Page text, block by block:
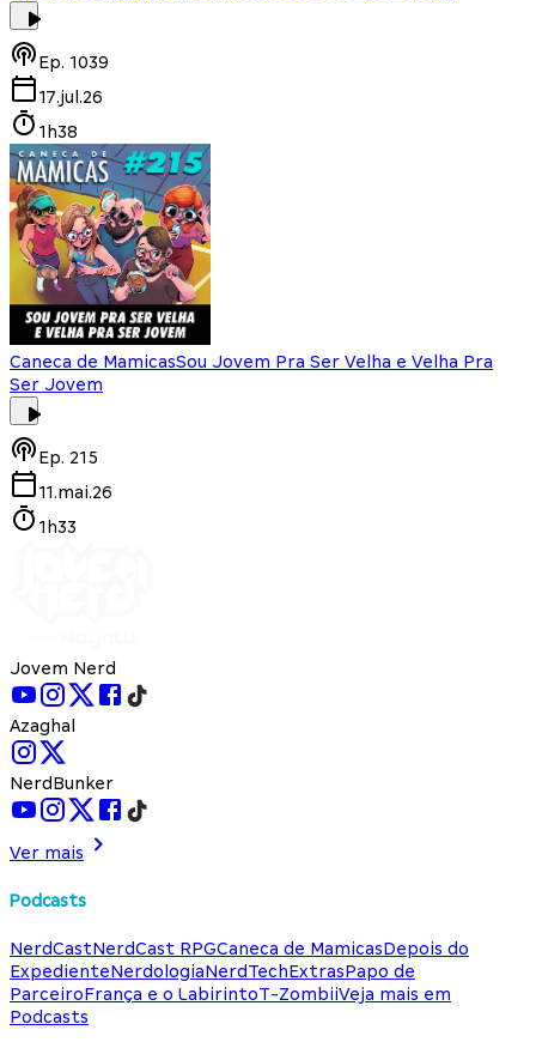
Ep. 1039
17.jul.26
1h38
Caneca de MamicasSou Jovem Pra Ser Velha e Velha Pra
Ser Jovem
Ep. 215
11.mai.26
1h33
Jovem Nerd
Azaghal
NerdBunker
Ver mais
Podcasts
NerdCastNerdCast RPGCaneca de MamicasDepois do
ExpedienteNerdologiaNerdTechExtrasPapo de
ParceiroFrança e o LabirintoT-ZombiiVeja mais em
Podcasts